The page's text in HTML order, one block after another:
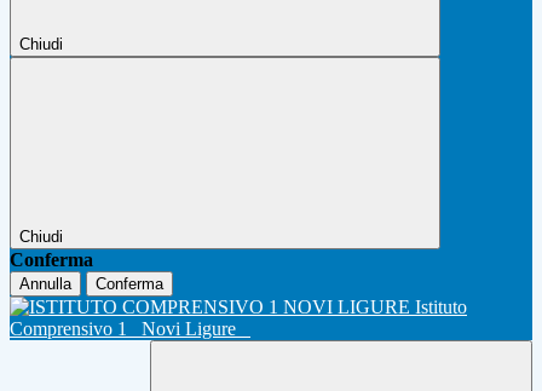
Chiudi
Chiudi
Conferma
Annulla Conferma
Istituto
Comprensivo 1
Novi Ligure